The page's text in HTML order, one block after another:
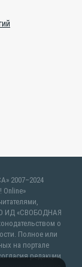
2007–2024
ИД «СВОБОДНАЯ
о
Полное или
на портале
редакции